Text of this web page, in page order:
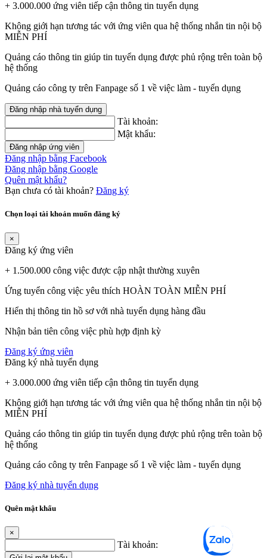
+ 3.000.000 ứng viên tiếp cận thông tin tuyển dụng
Không giới hạn tương tác với ứng viên qua hệ thống nhắn tin nội bộ
MIỄN PHÍ
Quảng cáo thông tin giúp tin tuyển dụng được phủ rộng trên toàn bộ
hệ thống
Quảng cáo công ty trên Fanpage số 1 về việc làm - tuyển dụng
Đăng nhập nhà tuyển dụng
Tài khoản:
Mật khẩu:
Đăng nhập ứng viên
Đăng nhập bằng Facebook
Đăng nhập bằng Google
Quên mật khẩu?
Bạn chưa có tài khoản? Đăng ký
Chọn loại tài khoản muốn đăng ký
×
Đăng ký ứng viên
+ 1.500.000 công việc được cập nhật thường xuyên
Ứng tuyển công việc yêu thích HOÀN TOÀN MIỄN PHÍ
Hiển thị thông tin hồ sơ với nhà tuyển dụng hàng đầu
Nhận bản tiên công việc phù hợp định kỳ
Đăng ký ứng viên
Đăng ký nhà tuyển dụng
+ 3.000.000 ứng viên tiếp cận thông tin tuyển dụng
Không giới hạn tương tác với ứng viên qua hệ thống nhắn tin nội bộ
MIỄN PHÍ
Quảng cáo thông tin giúp tin tuyển dụng được phủ rộng trên toàn bộ
hệ thống
Quảng cáo công ty trên Fanpage số 1 về việc làm - tuyển dụng
Đăng ký nhà tuyển dụng
Quên mật khẩu
×
Tài khoản: